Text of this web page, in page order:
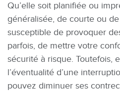
Qu’elle soit planifiée ou
généralisée, de courte ou
susceptible de provoquer
parfois, de mettre votre
sécurité à risque. Toutefois,
l’éventualité d’une
pouvez diminuer ses